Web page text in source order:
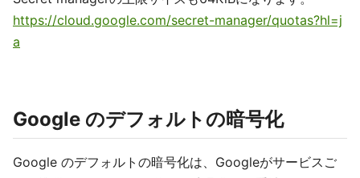
https://cloud.google.com/secret-manager/quotas?hl=j
a
Google のデフォルトの暗号化
Google のデフォルトの暗号化は、Googleがサービスご